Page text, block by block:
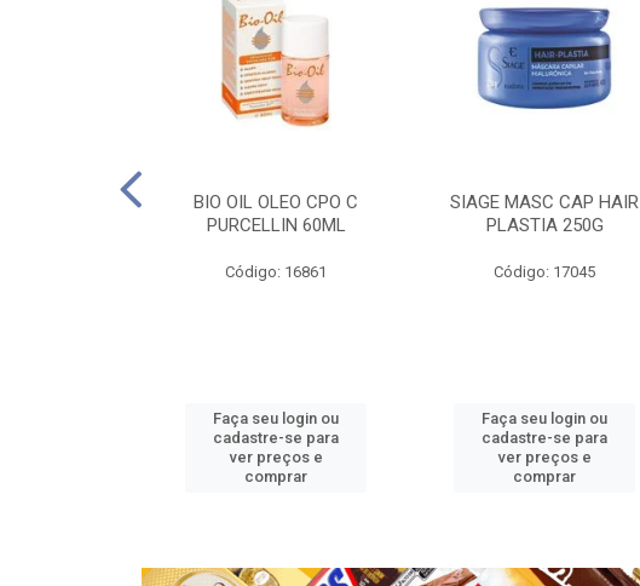
BIO OIL OLEO CPO C
PURCELLIN 60ML
Código: 16861
Faça seu login ou
cadastre-se para
ver preços e
comprar
SIAGE MASC CAP HAIR
PLASTIA 250G
Código: 17045
Faça seu login ou
cadastre-se para
ver preços e
comprar